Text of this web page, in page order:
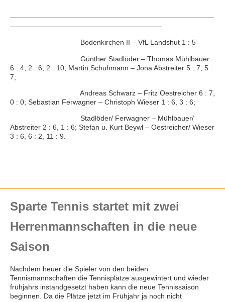
—————————————————————————————
—————————————————————–
Bodenkirchen II – VfL Landshut 1 : 5
Günther Stadlöder – Thomas Mühlbauer
6 : 4, 2 : 6, 2 : 10; Martin Schuhmann – Jona Abstreiter 5 : 7, 5 :
7;
Andreas Schwarz – Fritz Oestreicher 6 : 7,
0 : 0; Sebastian Ferwagner – Christoph Wieser 1 : 6, 3 : 6;
Stadlöder/ Ferwagner – Mühlbauer/
Abstreiter 2 : 6, 1 : 6; Stefan u. Kurt Beywl – Oestreicher/ Wieser
3 : 6, 6 : 2, 11 : 9.
Sparte Tennis startet mit zwei
Herrenmannschaften in die neue
Saison
Nachdem heuer die Spieler von den beiden
Tennismannschaften die Tennisplätze ausgewintert und wieder
frühjahrs instandgesetzt haben kann die neue Tennissaison
beginnen. Da die Plätze jetzt im Frühjahr ja noch nicht